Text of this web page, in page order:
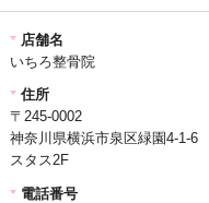
【GW休業のお知らせ】
いつも当院をご利用いただき、
にありがとうございます。 今年
ゴールデンウィーク期間中の診
についてお知らせいたします。
に勝手ながら、下記の期間を
とさせていただきます。
■休業期間
店舗名
いちろ整骨院
住所
〒245-0002
神奈川県横浜市泉区緑園4-1-
スタス2F
電話番号